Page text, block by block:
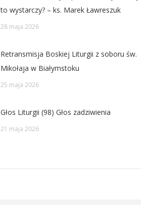
to wystarczy? – ks. Marek Ławreszuk
28 maja 2026
Retransmisja Boskiej Liturgii z soboru św.
Mikołaja w Białymstoku
25 maja 2026
Głos Liturgii (98) Głos zadziwienia
21 maja 2026